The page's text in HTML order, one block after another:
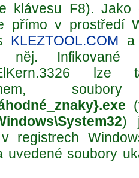
klávesu F8).
přímo v prostředí
KLEZTOOL.COM a
něj.
ElKern.3326 lze
)
registrech
uvedené soubory